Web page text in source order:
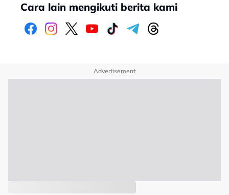
Cara lain mengikuti berita kami
Advertisement